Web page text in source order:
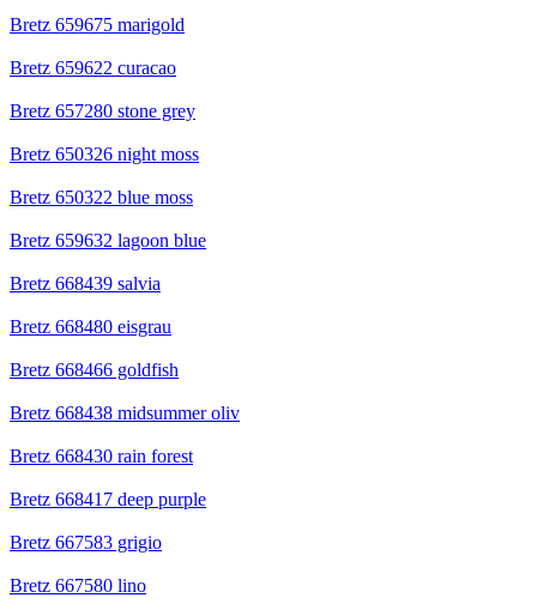
Bretz 659675 marigold
Bretz 659622 curacao
Bretz 657280 stone grey
Bretz 650326 night moss
Bretz 650322 blue moss
Bretz 659632 lagoon blue
Bretz 668439 salvia
Bretz 668480 eisgrau
Bretz 668466 goldfish
Bretz 668438 midsummer oliv
Bretz 668430 rain forest
Bretz 668417 deep purple
Bretz 667583 grigio
Bretz 667580 lino